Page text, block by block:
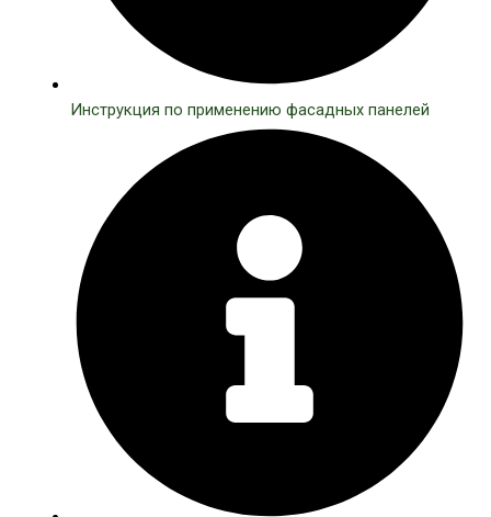
Инструкция по применению фасадных панелей